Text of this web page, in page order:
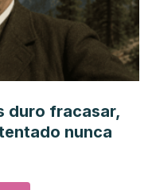
duro fracasar,
nunca